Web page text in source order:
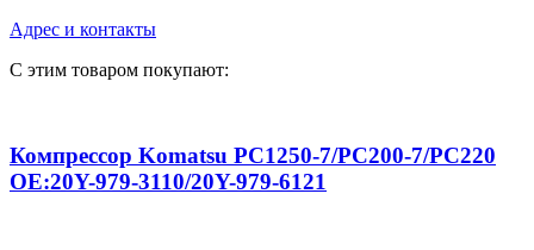
Адрес и контакты
С этим товаром покупают:
Компрессор Komatsu PC1250-7/PC200-7/PC220
OE:20Y-979-3110/20Y-979-6121